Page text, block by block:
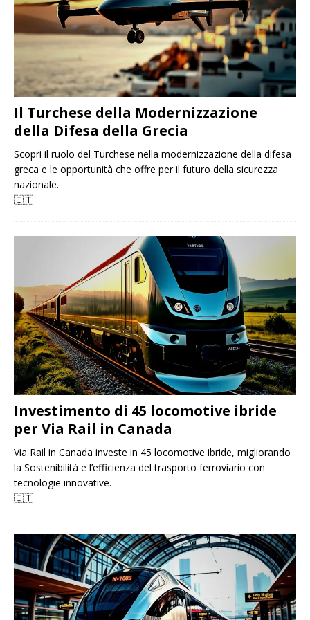
Il Turchese della Modernizzazione
della Difesa della Grecia
Scopri il ruolo del Turchese nella modernizzazione della difesa
greca e le opportunità che offre per il futuro della sicurezza
nazionale.
🇮🇹
Investimento di 45 locomotive ibride
per Via Rail in Canada
Via Rail in Canada investe in 45 locomotive ibride, migliorando
la Sostenibilità e l’efficienza del trasporto ferroviario con
tecnologie innovative.
🇮🇹